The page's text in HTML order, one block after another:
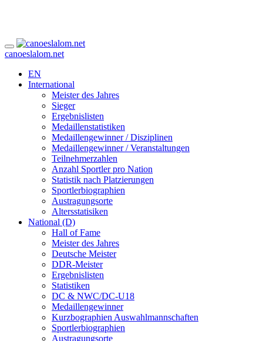
canoeslalom.net
EN
International
Meister des Jahres
Sieger
Ergebnislisten
Medaillenstatistiken
Medaillengewinner / Disziplinen
Medaillengewinner / Veranstaltungen
Teilnehmerzahlen
Anzahl Sportler pro Nation
Statistik nach Platzierungen
Sportlerbiographien
Austragungsorte
Altersstatisiken
National (D)
Hall of Fame
Meister des Jahres
Deutsche Meister
DDR-Meister
Ergebnislisten
Statistiken
DC & NWC/DC-U18
Medaillengewinner
Kurzbographien Auswahlmannschaften
Sportlerbiographien
Austragungsorte